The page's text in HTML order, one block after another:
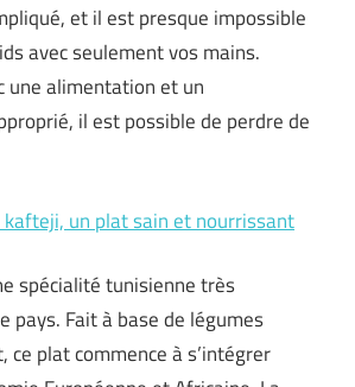
et il est presque impossible
avec seulement vos mains.
une alimentation et un
il est possible de perdre de
un plat sain et nourrissant
spécialité tunisienne très
pays. Fait à base de légumes
plat commence à s’intégrer